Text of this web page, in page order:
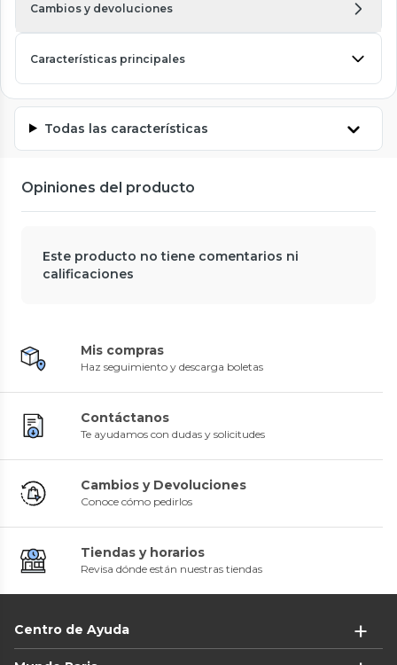
Cambios y devoluciones
Características principales
Todas las características
Opiniones del producto
Este producto no tiene comentarios ni
calificaciones
Mis compras
Haz seguimiento y descarga boletas
Contáctanos
Te ayudamos con dudas y solicitudes
Cambios y Devoluciones
Conoce cómo pedirlos
Tiendas y horarios
Revisa dónde están nuestras tiendas
Centro de Ayuda